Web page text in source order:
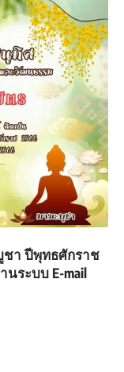
า ปีพุทธศักราช
นระบบ E-mail